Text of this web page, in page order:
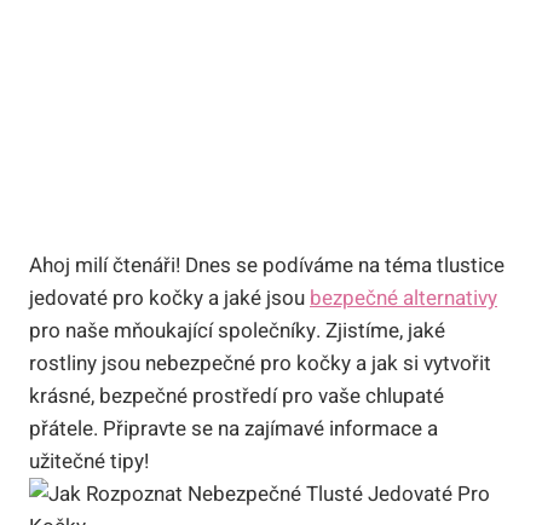
Ahoj milí čtenáři! Dnes se podíváme na téma tlustice
jedovaté pro kočky a jaké jsou bezpečné alternativy
pro naše mňoukající společníky. Zjistíme, jaké
rostliny jsou nebezpečné pro kočky a jak si vytvořit
krásné, bezpečné prostředí pro vaše chlupaté
přátele. Připravte se na zajímavé informace a
užitečné tipy!